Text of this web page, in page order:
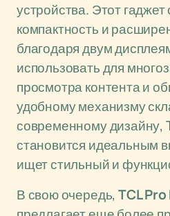
устройства. Этот гаджет
компактность и
благодаря двум
использовать для
просмотра контента и
удобному механизму
современному дизайну,
становится идеальным
ищет стильный и
В свою очередь, TCL